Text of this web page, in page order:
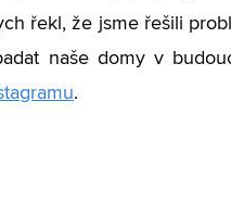
řekl, že jsme řešili
naše domy v
.